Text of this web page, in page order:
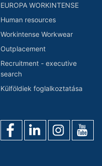
EUROPA WORKINTENSE
Human resources
Workintense Workwear
Outplacement
Recruitment - executive
search
Külföldiek foglalkoztatása